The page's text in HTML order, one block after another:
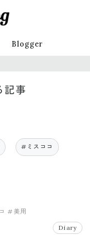
Blogger
記事
#ミスココ
#美用
Diary